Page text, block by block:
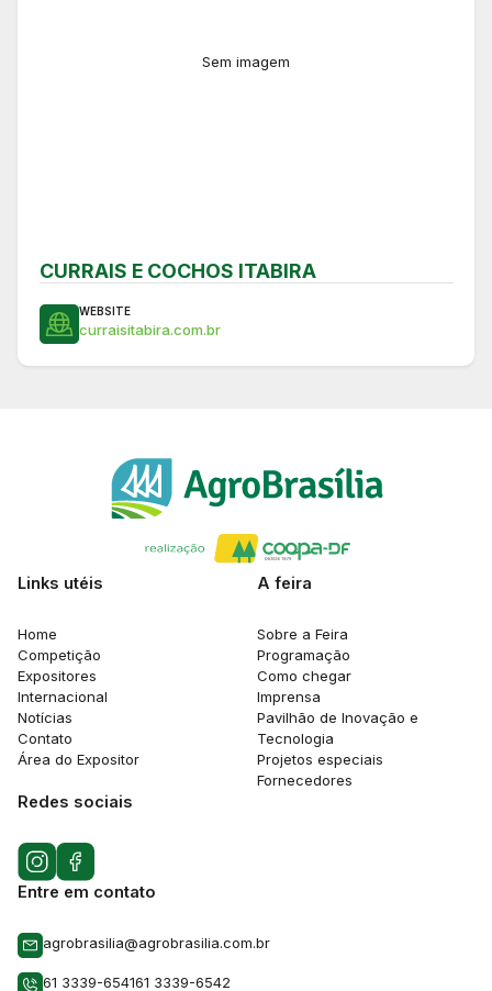
Sem imagem
CURRAIS E COCHOS ITABIRA
WEBSITE
curraisitabira.com.br
Links utéis
Home
Competição
Expositores
Internacional
Notícias
Contato
Área do Expositor
A feira
Sobre a Feira
Programação
Como chegar
Imprensa
Pavilhão de Inovação e
Tecnologia
Projetos especiais
Fornecedores
Redes sociais
Entre em contato
agrobrasilia@agrobrasilia.com.br
61 3339-654161 3339-6542